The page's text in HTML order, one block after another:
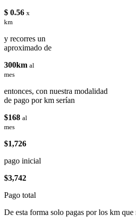
$ 0.56 x
km
y recorres un
aproximado de
300km al
mes
entonces, con nuestra modalidad
de pago por km serían
$168 al
mes
$1,726
pago inicial
$3,742
Pago total
De esta forma solo pagas por los km que